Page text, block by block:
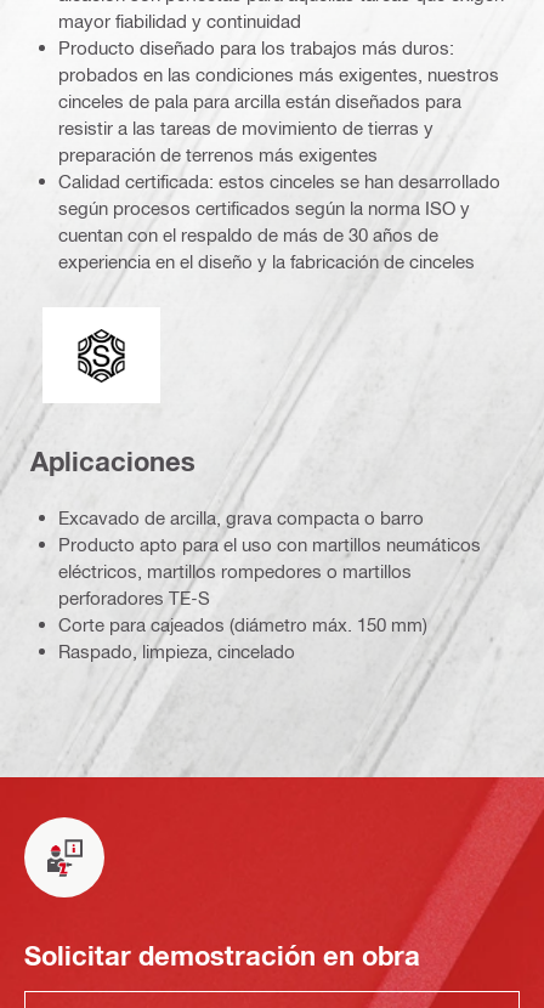
mayor fiabilidad y continuidad
Producto diseñado para los trabajos más duros:
probados en las condiciones más exigentes, nuestros
cinceles de pala para arcilla están diseñados para
resistir a las tareas de movimiento de tierras y
preparación de terrenos más exigentes
Calidad certificada: estos cinceles se han desarrollado
según procesos certificados según la norma ISO y
cuentan con el respaldo de más de 30 años de
experiencia en el diseño y la fabricación de cinceles
Conexión
Aplicaciones
Excavado de arcilla, grava compacta o barro
Producto apto para el uso con martillos neumáticos
eléctricos, martillos rompedores o martillos
perforadores TE-S
Corte para cajeados (diámetro máx. 150 mm)
Raspado, limpieza, cincelado
Solicitar demostración en obra